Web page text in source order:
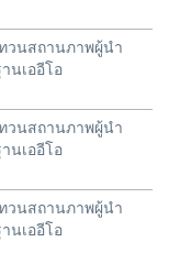
วนสถานภาพผู้นำ
นเออีโอ
วนสถานภาพผู้นำ
นเออีโอ
วนสถานภาพผู้นำ
นเออีโอ